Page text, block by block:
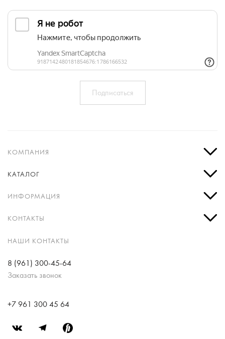
КОМПАНИЯ
КАТАЛОГ
ИНФОРМАЦИЯ
КОНТАКТЫ
НАШИ КОНТАКТЫ
8 (961) 300-45-64
Заказать звонок
+7 961 300 45 64